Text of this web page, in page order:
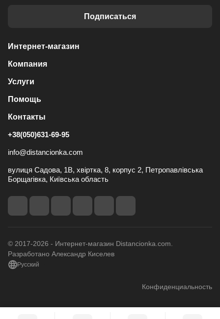
Подписаться
Интернет-магазин
Компания
Услуги
Помощь
Контакты
+38(050)631-69-95
info@distancionka.com
вулиця Садова, 1В, хвіртка, 8, корпус 2, Петропавлівська
Борщагівка, Київська область
© 2017-2026 - Интернет-магазин Distancionka.com.
Разработано Александр Киселев
Русский
Конфиденциальность